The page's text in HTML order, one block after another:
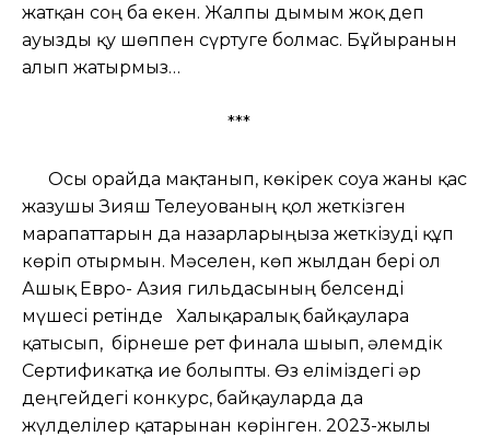
жатқан соң ба екен. Жалпы дымым жоқ деп
ауызды қу шөппен сүртуге болмас. Бұйырғанын
алып жатырмыз…
***
Осы орайда мақтанып, көкірек соғуға жаны қас
жазушы Зияш Телеуованың қол жеткізген
марапаттарын да назарларыңызға жеткізуді құп
көріп отырмын. Мәселен, көп жылдан бері ол
Ашық Евро- Азия гильдасының белсенді
мүшесі ретінде Халықаралық байқауларға
қатысып, бірнеше рет финалға шығып, әлемдік
Сертификатқа ие болыпты. Өз еліміздегі әр
деңгейдегі конкурс, байқауларда да
жүлделілер қатарынан көрінген. 2023-жылғы